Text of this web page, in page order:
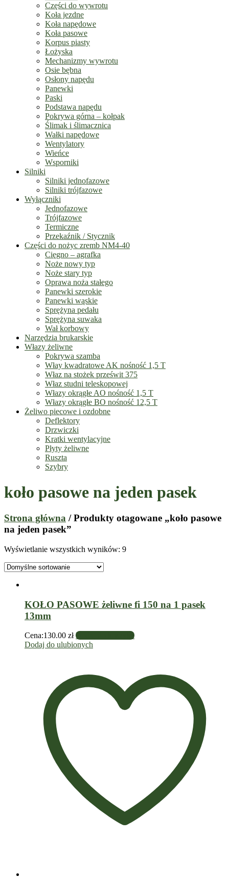
Części do wywrotu
Koła jezdne
Koła napędowe
Koła pasowe
Korpus piasty
Łożyska
Mechanizmy wywrotu
Osie bębna
Osłony napędu
Panewki
Paski
Podstawa napędu
Pokrywa górna – kołpak
Ślimak i ślimacznica
Wałki napędowe
Wentylatory
Wieńce
Wsporniki
Silniki
Silniki jednofazowe
Silniki trójfazowe
Wyłączniki
Jednofazowe
Trójfazowe
Termiczne
Przekaźnik / Stycznik
Części do nożyc zremb NM4-40
Cięgno – agrafka
Noże nowy typ
Noże stary typ
Oprawa noża stałego
Panewki szerokie
Panewki wąskie
Sprężyna pedału
Sprężyna suwaka
Wał korbowy
Narzędzia brukarskie
Włazy żeliwne
Pokrywa szamba
Włay kwadratowe AK nośność 1,5 T
Właz na stożek prześwit 375
Właz studni teleskopowej
Włazy okrągłe AO nośność 1,5 T
Włazy okrągłe BO nośność 12,5 T
Żeliwo piecowe i ozdobne
Deflektory
Drzwiczki
Kratki wentylacyjne
Płyty żeliwne
Ruszta
Szybry
koło pasowe na jeden pasek
Strona główna / Produkty otagowane „koło pasowe
na jeden pasek”
Wyświetlanie wszystkich wyników: 9
KOŁO PASOWE żeliwne fi 150 na 1 pasek
13mm
Cena:130.00 zł Dodaj do koszyka
Dodaj do ulubionych